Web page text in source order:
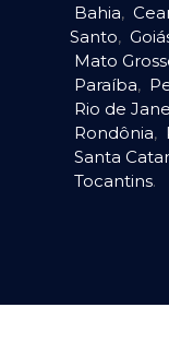
Bahia,
Santo,
Mato
Paraíba,
Rio de
Rondônia,
Santa
Tocantins.